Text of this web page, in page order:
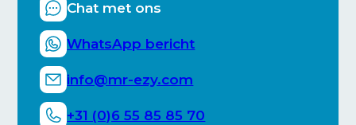
Chat met ons
WhatsApp bericht
info@mr-ezy.com
+31 (0)6 55 85 85 70